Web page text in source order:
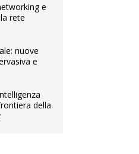
e
rete
nuove
e
della